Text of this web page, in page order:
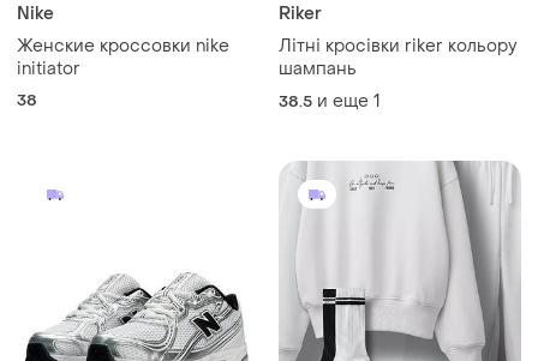
Nike
Женские кроссовки nike
initiator
38
Riker
Літні кросівки riker кольору
шампань
38.5 и еще 1